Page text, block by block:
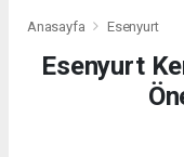
Anasayfa Esenyurt
Esenyurt